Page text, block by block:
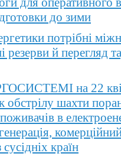
до зими
потрібні
резерви й перегляд
на 22
обстрілу шахти
в
країн